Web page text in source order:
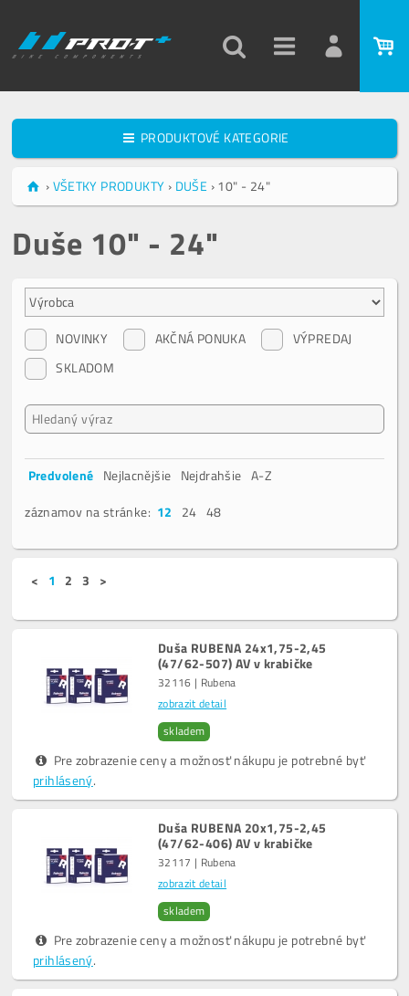
PRODUKTOVÉ KATEGORIE
›VŠETKY PRODUKTY › DUŠE ›10" - 24"
Duše 10" - 24"
NOVINKY AKČNÁ PONUKA
VÝPREDAJ
SKLADOM
Predvolené Nejlacnějšie Nejdrahšie A-Z
záznamov na stránke: 12 24 48
< 1 2 3 >
Duša RUBENA 24x1,75-2,45
(47/62-507) AV v krabičke
32116 | Rubena
zobrazit detail
skladem
Pre zobrazenie ceny a možnosť nákupu je potrebné byť
prihlásený.
Duša RUBENA 20x1,75-2,45
(47/62-406) AV v krabičke
32117 | Rubena
zobrazit detail
skladem
Pre zobrazenie ceny a možnosť nákupu je potrebné byť
prihlásený.